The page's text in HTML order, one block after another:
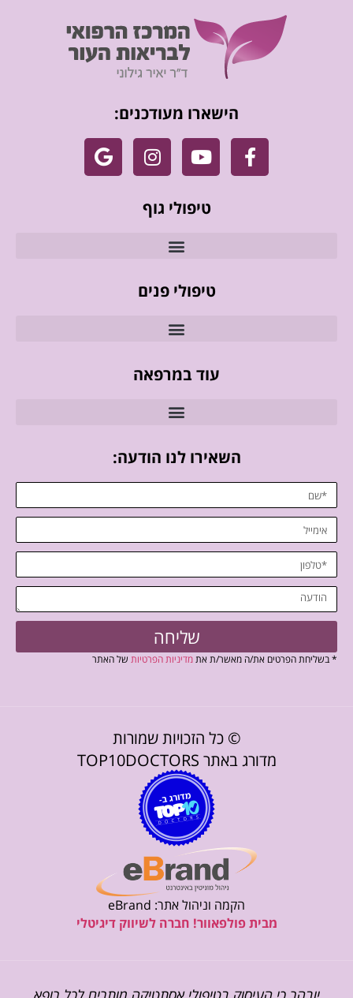
הישארו מעודכנים:
טיפולי גוף
טיפולי פנים
עוד במרפאה
השאירו לנו הודעה:
שליחה
* בשליחת הפרטים את/ה מאשר/ת אתמדיניות הפרטיות של האתר
© כל הזכויות שמורות
מדורג באתר TOP10DOCTORS
הקמה וניהול אתר: eBrand
מבית פולפאוור! חברה לשיווק דיגיטלי